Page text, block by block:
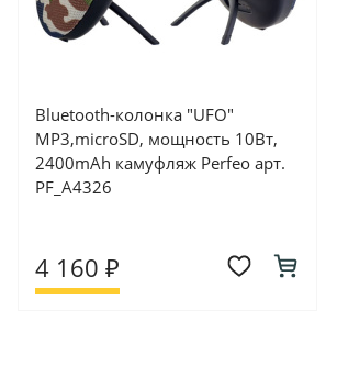
Bluetooth-колонка "UFO"
MP3,microSD, мощность 10Вт,
2400mAh камуфляж Perfeo арт.
PF_A4326
4 160 ₽